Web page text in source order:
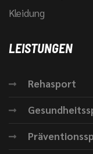
Kleidung
LEISTUNGEN
Rehasport